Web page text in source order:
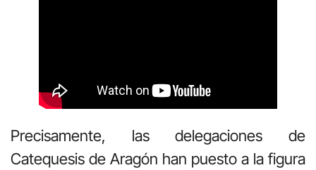
Precisamente, las delegaciones de
Catequesis de Aragón han puesto a la figura